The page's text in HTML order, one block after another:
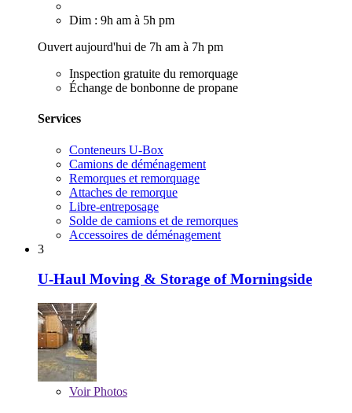
Dim : 9h am à 5h pm
Ouvert aujourd'hui de 7h am à 7h pm
Inspection gratuite du remorquage
Échange de bonbonne de propane
Services
Conteneurs U-Box
Camions de déménagement
Remorques et remorquage
Attaches de remorque
Libre-entreposage
Solde de camions et de remorques
Accessoires de déménagement
3
U-Haul Moving & Storage of Morningside
VoirPhotos